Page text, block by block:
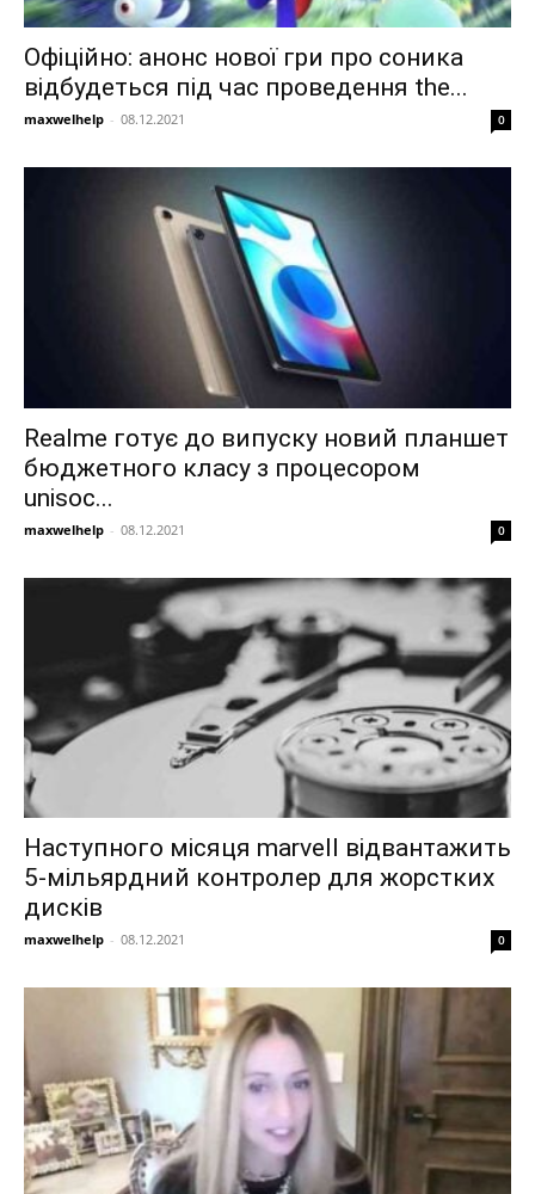
Офіційно: анонс нової гри про соника
відбудеться під час проведення the...
maxwelhelp - 08.12.2021 0
Realme готує до випуску новий планшет
бюджетного класу з процесором
unisoc...
maxwelhelp - 08.12.2021 0
Наступного місяця marvell відвантажить
5-мільярдний контролер для жорстких
дисків
maxwelhelp - 08.12.2021 0